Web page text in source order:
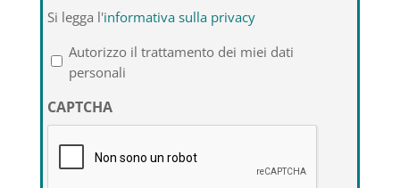
legga
l'informativa
sulla
privacy
*
Si legga l'informativa sulla privacy
Autorizzo il trattamento dei miei dati
personali
CAPTCHA